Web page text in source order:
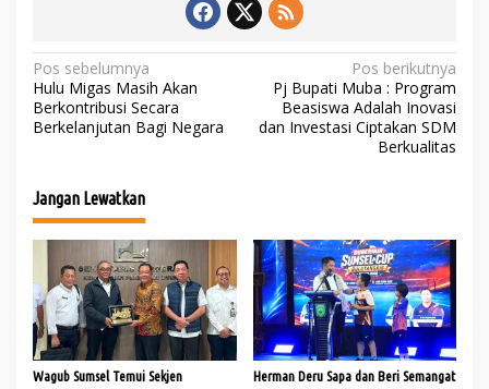
N
a
v
g
a
i
p
o
s
Pos sebelumnya
Hulu Migas Masih Akan
Berkontribusi Secara
Berkelanjutan Bagi Negara
Pos berikutnya
Pj Bupati Muba : Program
Beasiswa Adalah Inovasi
dan Investasi Ciptakan SDM
Berkualitas
Jangan Lewatkan
Wagub Sumsel Temui Sekjen
Herman Deru Sapa dan Beri Semangat